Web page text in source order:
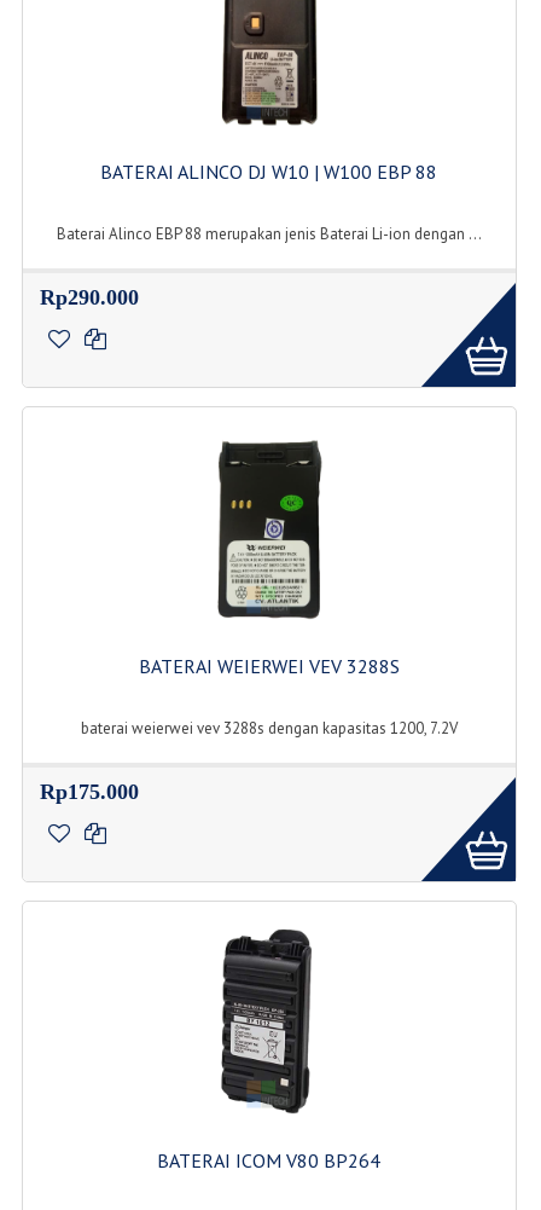
BATERAI ALINCO DJ W10 | W100 EBP 88
Baterai Alinco EBP 88 merupakan jenis Baterai Li-ion dengan ...
Rp290.000
BATERAI WEIERWEI VEV 3288S
baterai weierwei vev 3288s dengan kapasitas 1200, 7.2V
Rp175.000
BATERAI ICOM V80 BP264